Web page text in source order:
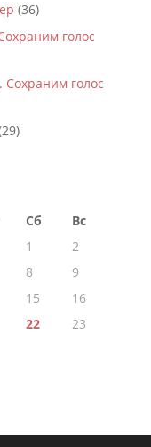
(36)
голос
Сохраним голос
Сб
Вс
1
2
8
9
15
16
22
23